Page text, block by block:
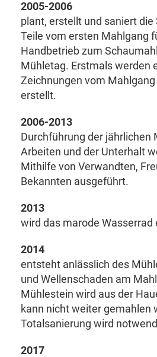
2005-2006
plant, erstellt und saniert die
Teile vom ersten Mahlgang
Handbetrieb zum
Mühletag. Erstmals werden
Zeichnungen vom
erstellt.
2006-2013
Durchführung der jährlichen
Arbeiten und der Unterhalt
Mithilfe von Verwandten,
Bekannten ausgeführt.
2013
wird das marode Wasserrad
2014
entsteht anlässlich des
und Wellenschaden am
Mühlestein wird aus der
kann nicht weiter gemahlen
Totalsanierung wird
2017